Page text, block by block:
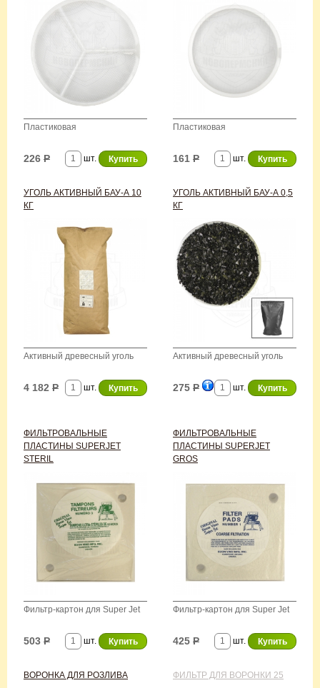
Пластиковая
шт.
226 Р
Пластиковая
шт.
161 Р
УГОЛЬ АКТИВНЫЙ БАУ-А 10
КГ
Активный древесный уголь
шт.
4 182 Р
УГОЛЬ АКТИВНЫЙ БАУ-А 0,5
КГ
Активный древесный уголь
шт.
275 Р
ФИЛЬТРОВАЛЬНЫЕ
ПЛАСТИНЫ SUPERJET
STERIL
Фильтр-картон для Super Jet
шт.
503 Р
ФИЛЬТРОВАЛЬНЫЕ
ПЛАСТИНЫ SUPERJET
GROS
Фильтр-картон для Super Jet
шт.
425 Р
ВОРОНКА ДЛЯ РОЗЛИВА ФИЛЬТР ДЛЯ ВОРОНКИ 25